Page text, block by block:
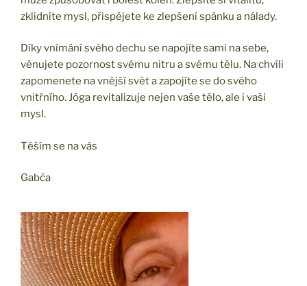
zklidníte mysl, přispějete ke zlepšení spánku a nálady.
Díky vnímání svého dechu se napojíte sami na sebe,
věnujete pozornost svému nitru a svému tělu. Na chvíli
zapomenete na vnější svět a zapojíte se do svého
vnitřního. Jóga revitalizuje nejen vaše tělo, ale i vaši
mysl.
Těším se na vás
Gabča